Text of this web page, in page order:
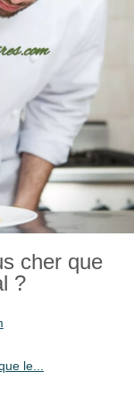
cher que
?
le...